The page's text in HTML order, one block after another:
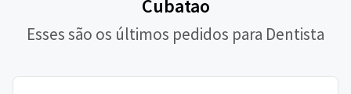
Cubatao
Esses são os últimos pedidos para Dentista